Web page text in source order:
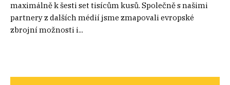
maximálně k šesti set tisícům kusů. Společně s našimi
partnery z dalších médií jsme zmapovali evropské
zbrojní možnosti i...